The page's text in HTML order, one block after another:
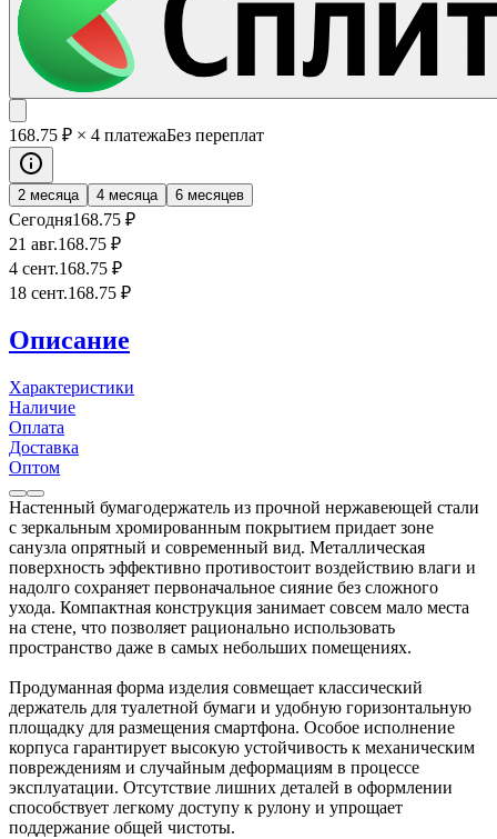
168.75 ₽ × 4 платежаБез переплат
2 месяца 4 месяца 6 месяцев
Сегодня168.75 ₽
21 авг.168.75 ₽
4 сент.168.75 ₽
18 сент.168.75 ₽
Описание
Характеристики
Наличие
Оплата
Доставка
Оптом
Настенный бумагодержатель из прочной нержавеющей стали
с зеркальным хромированным покрытием придает зоне
санузла опрятный и современный вид. Металлическая
поверхность эффективно противостоит воздействию влаги и
надолго сохраняет первоначальное сияние без сложного
ухода. Компактная конструкция занимает совсем мало места
на стене, что позволяет рационально использовать
пространство даже в самых небольших помещениях.
Продуманная форма изделия совмещает классический
держатель для туалетной бумаги и удобную горизонтальную
площадку для размещения смартфона. Особое исполнение
корпуса гарантирует высокую устойчивость к механическим
повреждениям и случайным деформациям в процессе
эксплуатации. Отсутствие лишних деталей в оформлении
способствует легкому доступу к рулону и упрощает
поддержание общей чистоты.